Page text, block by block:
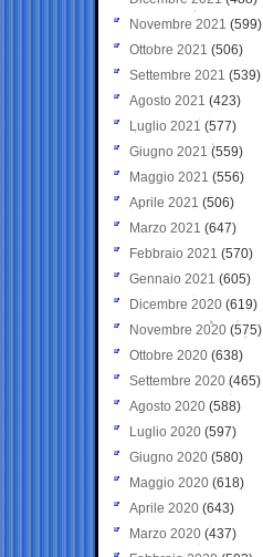
Novembre 2021 (599)
Ottobre 2021 (506)
Settembre 2021 (539)
Agosto 2021 (423)
Luglio 2021 (577)
Giugno 2021(559)
Maggio 2021 (556)
Aprile 2021 (506)
Marzo 2021 (647)
Febbraio 2021 (570)
Gennaio 2021 (605)
Dicembre 2020 (619)
Novembre 2020 (575)
Ottobre 2020 (638)
Settembre 2020(465)
Agosto 2020 (588)
Luglio 2020 (597)
Giugno 2020 (580)
Maggio 2020 (618)
Aprile 2020 (643)
Marzo 2020 (437)